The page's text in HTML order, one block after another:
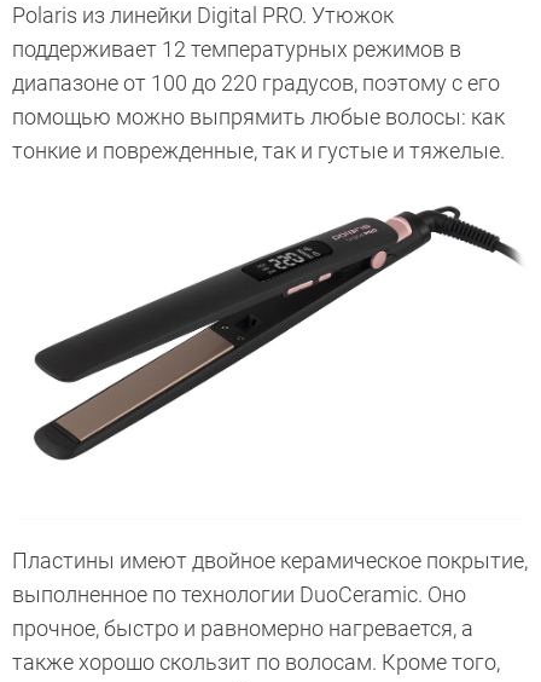
Polaris из линейки Digital PRO. Утюжок
поддерживает 12 температурных режимов в
диапазоне от 100 до 220 градусов, поэтому с его
помощью можно выпрямить любые волосы: как
тонкие и поврежденные, так и густые и тяжелые.
Пластины имеют двойное керамическое покрытие,
выполненное по технологии DuoCeramic. Оно
прочное, быстро и равномерно нагревается, а
также хорошо скользит по волосам. Кроме того,